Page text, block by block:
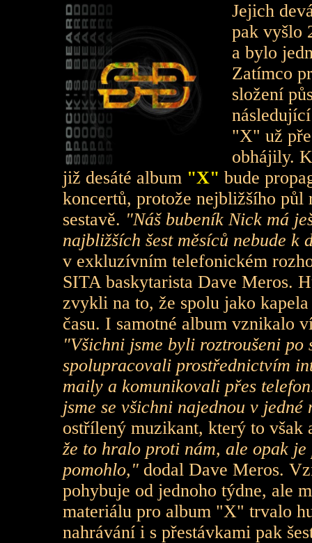
Jejich
pak vyšlo
a bylo
Zatímco
složení
"X" už
obhájily.
již desáté album "X" bude
koncertů, protože nejbližšího
sestavě. "Náš bubeník Nick má
najbližších šest měsíců nebude k
v exkluzívním telefonickém
SITA baskytarista Dave Meros.
zvykli na to, že spolu jako
času. I samotné album vznikalo
"Všichni jsme byli roztroušeni po
spolupracovali prostřednictvím
maily a komunikovali přes
jsme se všichni najednou v
ostřílený muzikant, který to však
že to hralo proti nám, ale opak
pomohlo," dodal Dave Meros.
pohybuje od jednoho týdne, ale
materiálu pro album "X" trvalo
nahrávání i s přestávkami pak